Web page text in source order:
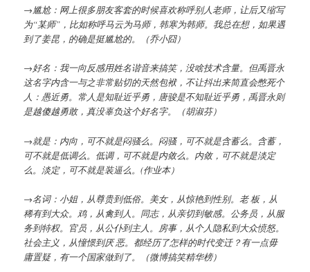
→尴尬：网上很多朋友客套的时候喜欢称呼别人老师，让后又缩写
为“某师”，比如称呼马云为马师，韩寒为韩师。我总在想，如果遇
到了姜昆，的确是挺尴尬的。（乔小囧）
→好名：我一向反感用姓名谐音来搞笑，没啥技术含量。但禹晋永
这名字内含一与之非常贴切的天然包袱，不让抖出来简直会憋死个
人：愚近勇。常人是知耻近乎勇，唐骏是不知耻近乎勇，禹晋永则
是越傻越勇敢，真没辜负这个好名字。（胡淑芬）
→就是：内向，可不就是闷骚么。闷骚，可不就是含蓄么。含蓄，
可不就是低调么。低调，可不就是内敛么。内敛，可不就是淡定
么。淡定，可不就是装逼么。(作业本）
→名词：小姐，从尊贵到低俗。美女，从惊艳到性别。老 板，从
稀有到大众。鸡，从禽到人。同志，从亲切到敏感。公务员，从服
务到特权。官员，从公仆到主人。房事，从个人隐私到大众愤怒。
社会主义，从憧憬到厌 恶。都经历了怎样的时代变迁？有一点毋
庸置疑，有一个国家做到了。（微博搞笑精华榜）